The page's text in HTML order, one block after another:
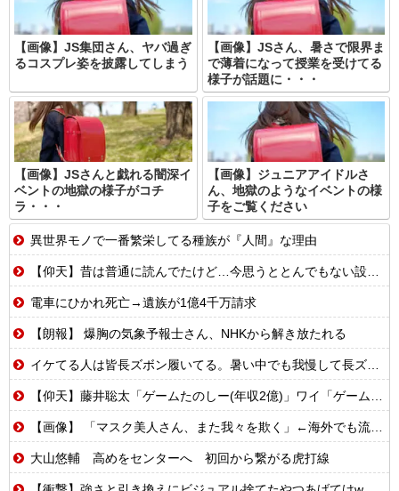
【画像】JS集団さん、ヤバ過ぎ
るコスプレ姿を披露してしまう
【画像】JSさん、暑さで限界ま
で薄着になって授業を受けてる
様子が話題に・・・
【画像】JSさんと戯れる闇深イ
ベントの地獄の様子がコチ
ラ・・・
【画像】ジュニアアイドルさ
ん、地獄のようなイベントの様
子をご覧ください
異世界モノで一番繁栄してる種族が『人間』な理由
【仰天】昔は普通に読んでたけど…今思うととんでもない設定の少女漫画
電車にひかれ死亡→遺族が1億4千万請求
【朗報】 爆胸の気象予報士さん、NHKから解き放たれる
イケてる人は皆長ズボン履いてる。暑い中でも我慢して長ズボン履いてる。半ズボンはモテ無い。厳しいって
【仰天】藤井聡太「ゲームたのしー(年収2億)」ワイ「ゲームたのしー(年収200万)」
【画像】 「マスク美人さん、また我々を欺く」←海外でも流行りだした結果がこちらw w w w w w w
大山悠輔 高めをセンターへ 初回から繋がる虎打線